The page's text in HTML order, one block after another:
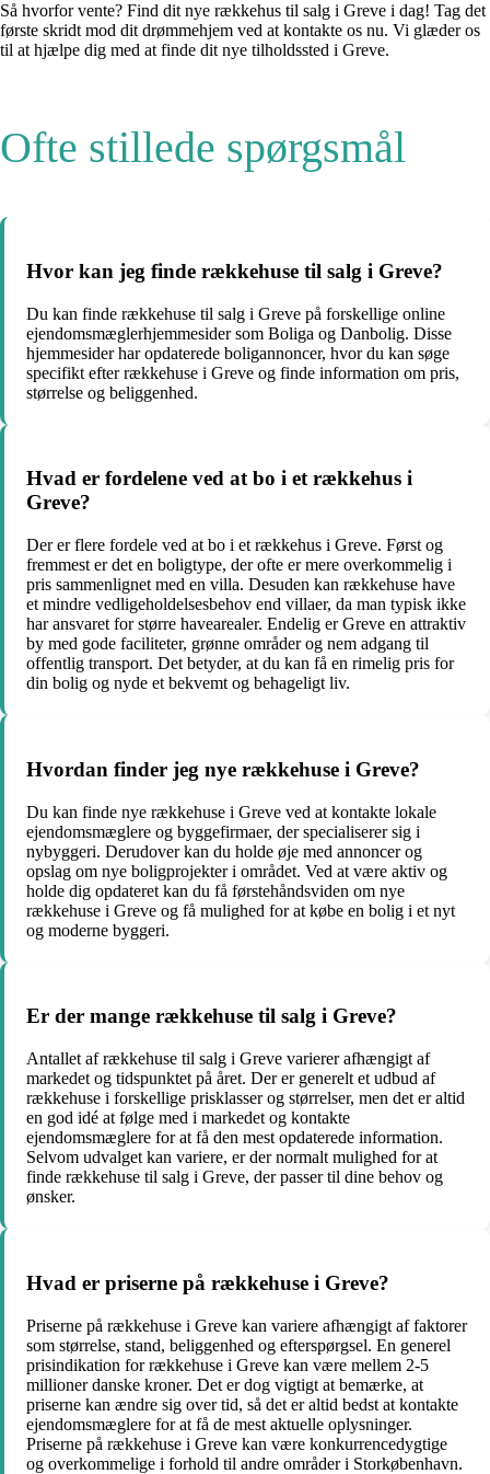
Så hvorfor vente? Find dit nye rækkehus til salg i Greve i dag! Tag det
første skridt mod dit drømmehjem ved at kontakte os nu. Vi glæder os
til at hjælpe dig med at finde dit nye tilholdssted i Greve.
Ofte stillede spørgsmål
Hvor kan jeg finde rækkehuse til salg i Greve?
Du kan finde rækkehuse til salg i Greve på forskellige online
ejendomsmæglerhjemmesider som Boliga og Danbolig. Disse
hjemmesider har opdaterede boligannoncer, hvor du kan søge
specifikt efter rækkehuse i Greve og finde information om pris,
størrelse og beliggenhed.
Hvad er fordelene ved at bo i et rækkehus i
Greve?
Der er flere fordele ved at bo i et rækkehus i Greve. Først og
fremmest er det en boligtype, der ofte er mere overkommelig i
pris sammenlignet med en villa. Desuden kan rækkehuse have
et mindre vedligeholdelsesbehov end villaer, da man typisk ikke
har ansvaret for større havearealer. Endelig er Greve en attraktiv
by med gode faciliteter, grønne områder og nem adgang til
offentlig transport. Det betyder, at du kan få en rimelig pris for
din bolig og nyde et bekvemt og behageligt liv.
Hvordan finder jeg nye rækkehuse i Greve?
Du kan finde nye rækkehuse i Greve ved at kontakte lokale
ejendomsmæglere og byggefirmaer, der specialiserer sig i
nybyggeri. Derudover kan du holde øje med annoncer og
opslag om nye boligprojekter i området. Ved at være aktiv og
holde dig opdateret kan du få førstehåndsviden om nye
rækkehuse i Greve og få mulighed for at købe en bolig i et nyt
og moderne byggeri.
Er der mange rækkehuse til salg i Greve?
Antallet af rækkehuse til salg i Greve varierer afhængigt af
markedet og tidspunktet på året. Der er generelt et udbud af
rækkehuse i forskellige prisklasser og størrelser, men det er altid
en god idé at følge med i markedet og kontakte
ejendomsmæglere for at få den mest opdaterede information.
Selvom udvalget kan variere, er der normalt mulighed for at
finde rækkehuse til salg i Greve, der passer til dine behov og
ønsker.
Hvad er priserne på rækkehuse i Greve?
Priserne på rækkehuse i Greve kan variere afhængigt af faktorer
som størrelse, stand, beliggenhed og efterspørgsel. En generel
prisindikation for rækkehuse i Greve kan være mellem 2-5
millioner danske kroner. Det er dog vigtigt at bemærke, at
priserne kan ændre sig over tid, så det er altid bedst at kontakte
ejendomsmæglere for at få de mest aktuelle oplysninger.
Priserne på rækkehuse i Greve kan være konkurrencedygtige
og overkommelige i forhold til andre områder i Storkøbenhavn.